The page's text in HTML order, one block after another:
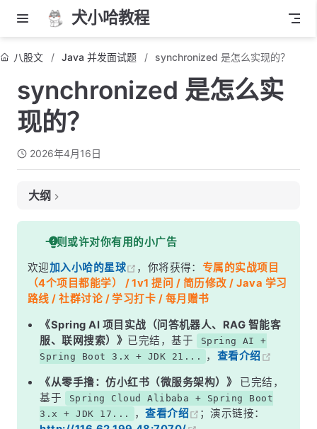
犬小哈教程
八股文 Java 并发面试题 synchronized 是怎么实现的？
synchronized 是怎么实
现的？
2026年4月16日
大纲
面试考察点
核心答案
深度解析
一、字节码层面——两种实现方式
二、Monitor——JVM 层的核心
三、对象头——锁信息的存储位置
五、自适应自旋——JDK 6 的另一个优化
面试高频追问
一则或许对你有用的小广告
欢迎加入小哈的星球 ，你将获得： 专属的实战项目
（4个项目都能学） / 1v1 提问 / 简历修改 / Java 学习
路线 / 社群讨论 / 学习打卡 / 每月赠书
《Spring AI 项目实战（问答机器人、RAG 智能客
服、联网搜索）》 已完结，基于
Spring AI +
Spring Boot 3.x + JDK 21...
， 查看介绍
《从零手撸：仿小红书（微服务架构）》
已完结，
基于
Spring Cloud Alibaba + Spring Boot
3.x + JDK 17...
，查看介绍
；演示链接：